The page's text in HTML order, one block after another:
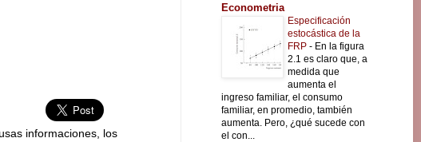
informaciones, los
Econometria
Especificación
estocástica de la
FRP - En la figura
2.1 es claro que, a
medida que
aumenta el
ingreso familiar, el consumo
familiar, en promedio, también
aumenta. Pero, ¿qué sucede con
el con...